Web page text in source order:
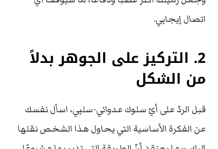
اتصال إيجابي.
2. التركيز على الجوهر بدلاً
من الشكل
قبل الردّ على أيّ سلوك عدواني-سلبي، اسأل نفسك
عن الفكرة الأساسية التي يحاول هذا الشخص نقلها